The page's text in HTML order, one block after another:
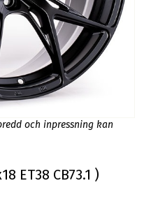
och inpressning kan
ET38 CB73.1 )